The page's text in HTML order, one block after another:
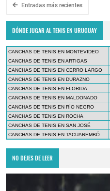
Entradas más recientes
DÓNDE JUGAR AL TENIS EN URUGUAY
CANCHAS DE TENIS EN MONTEVIDEO
CANCHAS DE TENIS EN ARTIGAS
CANCHAS DE TENIS EN CERRO LARGO
CANCHAS DE TENIS EN DURAZNO
CANCHAS DE TENIS EN FLORIDA
CANCHAS DE TENIS EN MALDONADO
CANCHAS DE TENIS EN RÍO NEGRO
CANCHAS DE TENIS EN ROCHA
CANCHAS DE TENIS EN SAN JOSÉ
CANCHAS DE TENIS EN TACUAREMBÓ
NO DEJES DE LEER